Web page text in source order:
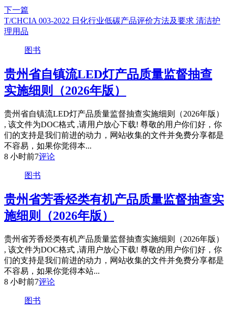
下一篇
T/CHCIA 003-2022 日化行业低碳产品评价方法及要求 清洁护
理用品
图书
贵州省自镇流LED灯产品质量监督抽查
实施细则（2026年版）
贵州省自镇流LED灯产品质量监督抽查实施细则（2026年版）
, 该文件为DOC格式 ,请用户放心下载! 尊敬的用户你们好，你
们的支持是我们前进的动力，网站收集的文件并免费分享都是
不容易，如果你觉得本...
8 小时前7评论
图书
贵州省芳香烃类有机产品质量监督抽查实
施细则（2026年版）
贵州省芳香烃类有机产品质量监督抽查实施细则（2026年版）
, 该文件为DOC格式 ,请用户放心下载! 尊敬的用户你们好，你
们的支持是我们前进的动力，网站收集的文件并免费分享都是
不容易，如果你觉得本站...
8 小时前7评论
图书